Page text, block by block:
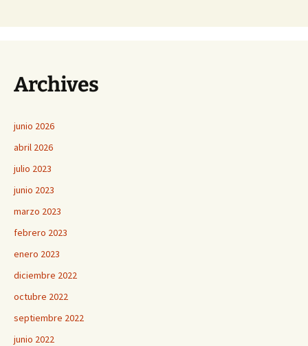
Archives
junio 2026
abril 2026
julio 2023
junio 2023
marzo 2023
febrero 2023
enero 2023
diciembre 2022
octubre 2022
septiembre 2022
junio 2022